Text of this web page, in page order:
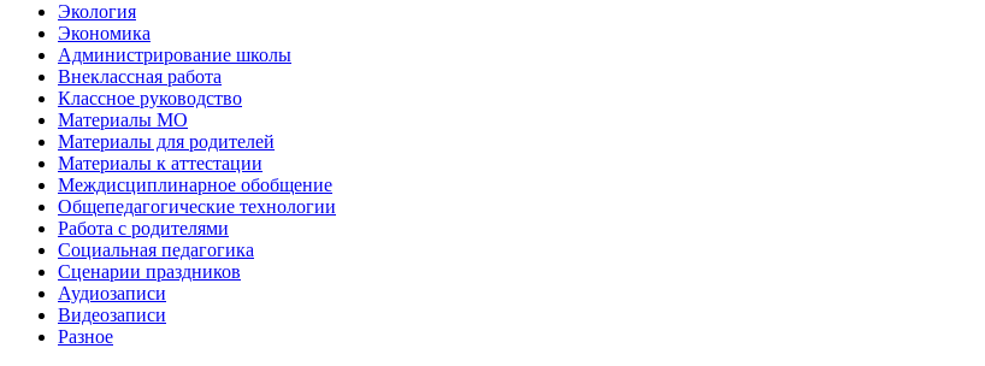
Экология
Экономика
Администрирование школы
Внеклассная работа
Классное руководство
Материалы МО
Материалы для родителей
Материалы к аттестации
Междисциплинарное обобщение
Общепедагогические технологии
Работа с родителями
Социальная педагогика
Сценарии праздников
Аудиозаписи
Видеозаписи
Разное